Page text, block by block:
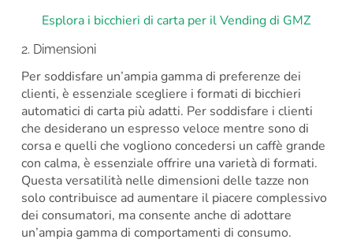
Esplora i bicchieri di carta per il Vending di GMZ
2. Dimensioni
Per soddisfare un’ampia gamma di preferenze dei
clienti, è essenziale scegliere i formati di bicchieri
automatici di carta più adatti. Per soddisfare i clienti
che desiderano un espresso veloce mentre sono di
corsa e quelli che vogliono concedersi un caffè grande
con calma, è essenziale offrire una varietà di formati.
Questa versatilità nelle dimensioni delle tazze non
solo contribuisce ad aumentare il piacere complessivo
dei consumatori, ma consente anche di adottare
un’ampia gamma di comportamenti di consumo.